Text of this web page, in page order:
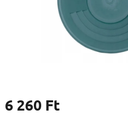
6 260 Ft